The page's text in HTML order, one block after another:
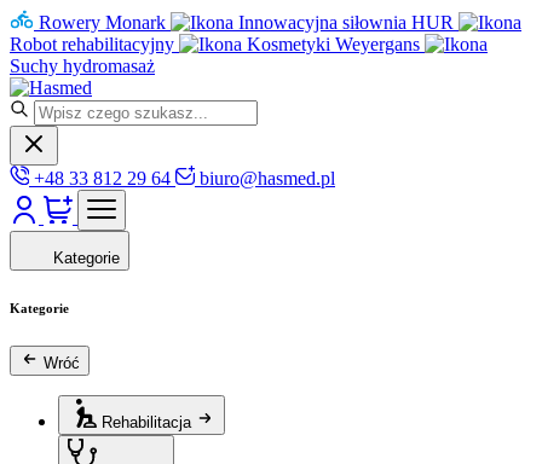
Rowery Monark
Innowacyjna siłownia HUR
Robot rehabilitacyjny
Kosmetyki Weyergans
Suchy hydromasaż
+48 33 812 29 64 biuro@hasmed.pl
Kategorie
Kategorie
Wróć
Rehabilitacja